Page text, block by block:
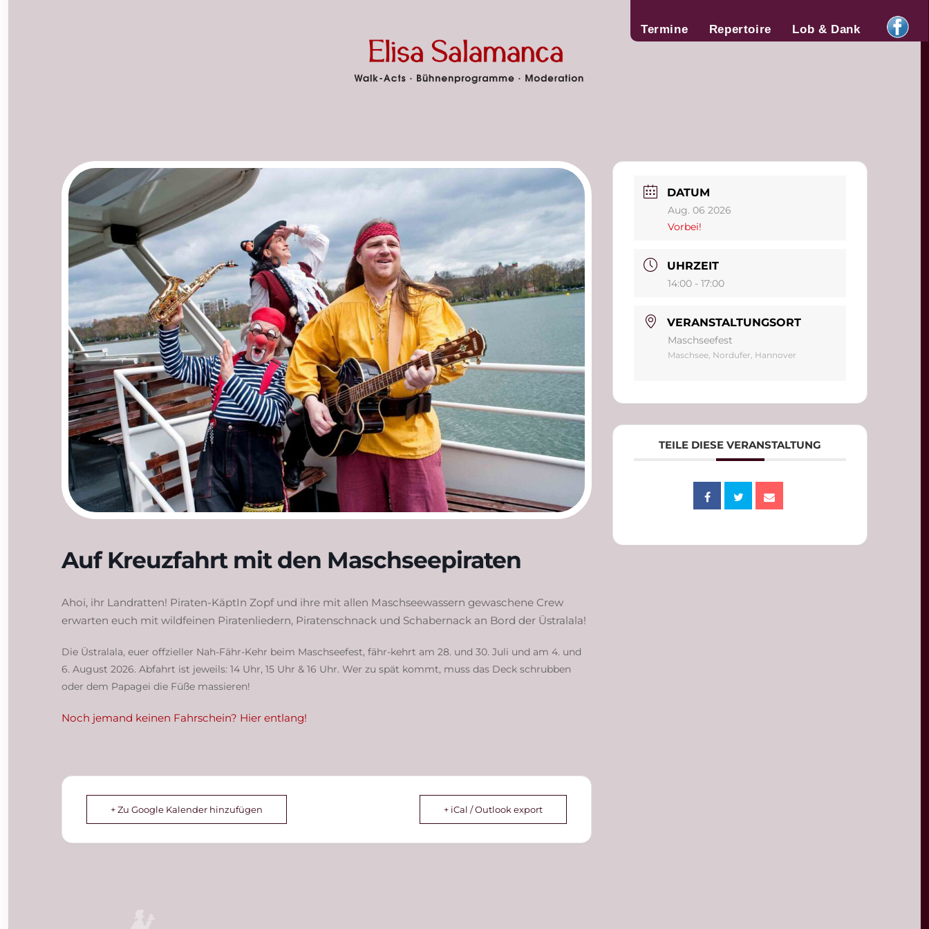
Termine Repertoire Lob & Dank
Auf Kreuzfahrt mit den Maschseepiraten
Ahoi, ihr Landratten! Piraten-KäptIn Zopf und ihre mit allen Maschseewassern gewaschene Crew
erwarten euch mit wildfeinen Piratenliedern, Piratenschnack und Schabernack an Bord der Üstralala!
Die Üstralala, euer offzieller Nah-Fähr-Kehr beim Maschseefest, fähr-kehrt am 28. und 30. Juli und am 4. und
6. August 2026. Abfahrt ist jeweils: 14 Uhr, 15 Uhr & 16 Uhr. Wer zu spät kommt, muss das Deck schrubben
oder dem Papagei die Füße massieren!
Noch jemand keinen Fahrschein? Hier entlang!
+ Zu Google Kalender hinzufügen + iCal / Outlook export
DATUM
Aug. 06 2026
Vorbei!
UHRZEIT
14:00 - 17:00
VERANSTALTUNGSORT
Maschseefest
Maschsee, Nordufer, Hannover
TEILE DIESE VERANSTALTUNG